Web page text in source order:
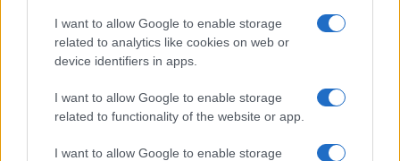
I want to allow Google to enable storage
related to analytics like cookies on web or
device identifiers in apps.
I want to allow Google to enable storage
related to functionality of the website or app.
I want to allow Google to enable storage